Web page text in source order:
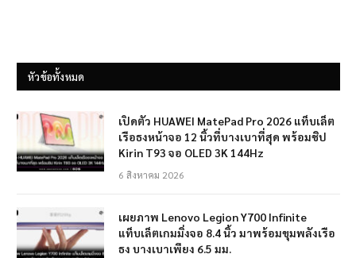
หัวข้อทั้งหมด
เปิดตัว HUAWEI MatePad Pro 2026 แท็บเล็ต
เรือธงหน้าจอ 12 นิ้วที่บางเบาที่สุด พร้อมชิป
Kirin T93 จอ OLED 3K 144Hz
6 สิงหาคม 2026
เผยภาพ Lenovo Legion Y700 Infinite
แท็บเล็ตเกมมิ่งจอ 8.4 นิ้ว มาพร้อมขุมพลังเรือ
ธง บางเบาเพียง 6.5 มม.